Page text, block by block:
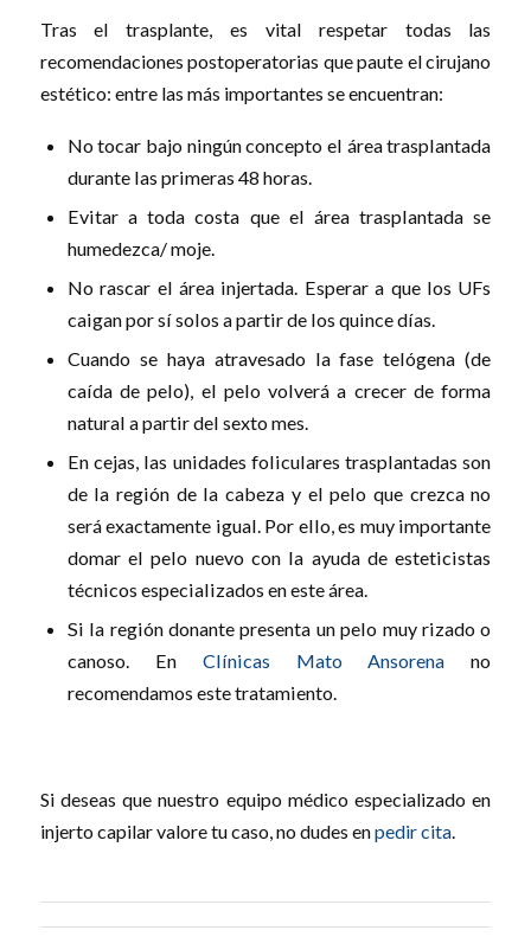
Tras el trasplante, es vital respetar todas las
recomendaciones postoperatorias que paute el cirujano
estético: entre las más importantes se encuentran:
No tocar bajo ningún concepto el área trasplantada
durante las primeras 48 horas.
Evitar a toda costa que el área trasplantada se
humedezca/ moje.
No rascar el área injertada. Esperar a que los UFs
caigan por sí solos a partir de los quince días.
Cuando se haya atravesado la fase telógena (de
caída de pelo), el pelo volverá a crecer de forma
natural a partir del sexto mes.
En cejas, las unidades foliculares trasplantadas son
de la región de la cabeza y el pelo que crezca no
será exactamente igual. Por ello, es muy importante
domar el pelo nuevo con la ayuda de esteticistas
técnicos especializados en este área.
Si la región donante presenta un pelo muy rizado o
canoso. En Clínicas Mato Ansorena no
recomendamos este tratamiento.
Si deseas que nuestro equipo médico especializado en
injerto capilar valore tu caso, no dudes enpedir cita.